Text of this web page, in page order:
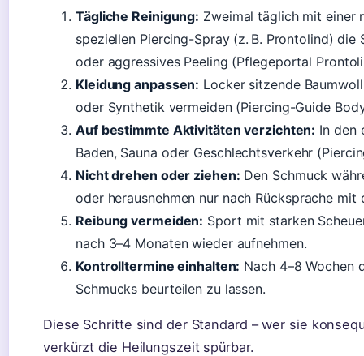
Tägliche Reinigung: Zweimal täglich mit einer
speziellen Piercing-Spray (z. B. Prontolind)
oder aggressives Peeling (Pflegeportal
Kleidung anpassen: Locker sitzende
oder Synthetik vermeiden (Piercing-Guide
Auf bestimmte Aktivitäten verzichten: In den
Baden, Sauna oder Geschlechtsverkehr
Nicht drehen oder ziehen: Den Schmuck
oder herausnehmen nur nach Rücksprache
Reibung vermeiden: Sport mit starken
nach 3–4 Monaten wieder aufnehmen.
Kontrolltermine einhalten: Nach 4–8 Wochen
Schmucks beurteilen zu lassen.
Diese Schritte sind der Standard – wer sie
verkürzt die Heilungszeit spürbar.